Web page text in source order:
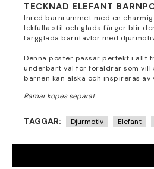
TECKNAD ELEFANT
Inred barnrummet med en
lekfulla stil och glada färger blir
färgglada barntavlor med
Denna poster passar perfekt i allt
underbart val för föräldrar som vill
barnen kan älska och inspireras av
TAGGAR: Djurmotiv Elefant